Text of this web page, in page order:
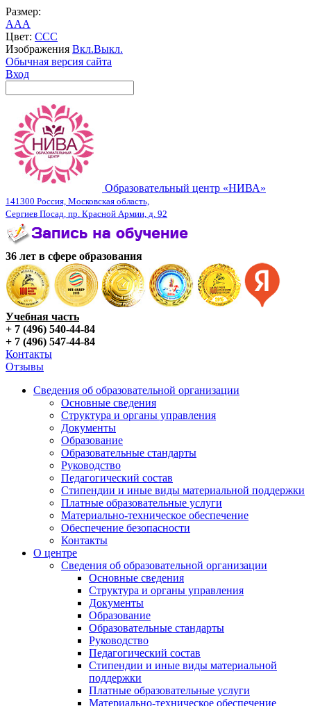
Размер:
AAA
Цвет: CCC
Изображения Вкл.Выкл.
Обычная версия сайта
Вход
Образовательный центр «НИВА»
141300 Россия, Московская область,
Сергиев Посад, пр. Красной Армии, д. 92
36 лет в сфере образования
Учебная часть
+ 7 (496) 540-44-84
+ 7 (496) 547-44-84
Контакты
Отзывы
Сведения об образовательной организации
Основные сведения
Структура и органы управления
Документы
Образование
Образовательные стандарты
Руководство
Педагогический состав
Стипендии и иные виды материальной поддержки
Платные образовательные услуги
Материально-техническое обеспечение
Обеспечение безопасности
Контакты
О центре
Сведения об образовательной организации
Основные сведения
Структура и органы управления
Документы
Образование
Образовательные стандарты
Руководство
Педагогический состав
Стипендии и иные виды материальной
поддержки
Платные образовательные услуги
Материально-техническое обеспечение